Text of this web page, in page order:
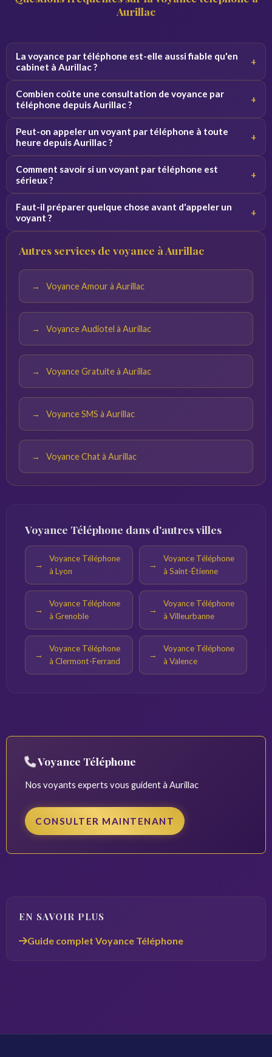
Aurillac
La voyance par téléphone est-elle aussi fiable qu'en
cabinet à Aurillac ?
+
Par téléphone, le voyant se concentre sur votre voix et
Combien coûte une consultation de voyance par
téléphone depuis Aurillac ?
+
voyant. Des premières minutes sont souvent offertes
Peut-on appeler un voyant par téléphone à toute
heure depuis Aurillac ?
+
pouvez appeler de jour comme de nuit depuis Aurillac et
Comment savoir si un voyant par téléphone est
sérieux ?
+
du voyant sur la plateforme. Profitez des minutes
Faut-il préparer quelque chose avant d'appeler un
voyant ?
+
calme. Plus vos questions sont précises, plus les réponses
Autres services de voyance à Aurillac
Voyance Amour à Aurillac
Voyance Audiotel à Aurillac
Voyance Gratuite à Aurillac
Voyance SMS à Aurillac
Voyance Chat à Aurillac
Voyance Téléphone dans d'autres villes
Voyance Téléphone
à Lyon
Voyance Téléphone
à Saint-Étienne
Voyance Téléphone
à Grenoble
Voyance Téléphone
à Villeurbanne
Voyance Téléphone
à Clermont-Ferrand
Voyance Téléphone
à Valence
Voyance Téléphone
Nos voyants experts vous guident à Aurillac
CONSULTER MAINTENANT
EN SAVOIR PLUS
Guide complet Voyance Téléphone